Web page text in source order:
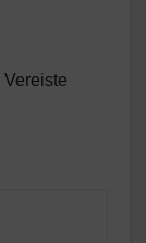
Vereiste